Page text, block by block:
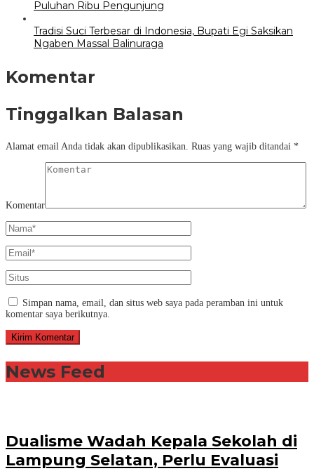
Puluhan Ribu Pengunjung
Tradisi Suci Terbesar di Indonesia, Bupati Egi Saksikan
Ngaben Massal Balinuraga
Komentar
Tinggalkan Balasan
Alamat email Anda tidak akan dipublikasikan. Ruas yang wajib ditandai *
Komentar
Simpan nama, email, dan situs web saya pada peramban ini untuk
komentar saya berikutnya.
News Feed
Dualisme Wadah Kepala Sekolah di
Lampung Selatan, Perlu Evaluasi